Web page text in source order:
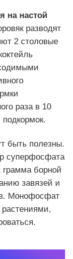
на настой
разводят
2 столовые
раза в 10
быть полезны.
суперфосфата
борной
завязей и
Монофосфат
растениями,